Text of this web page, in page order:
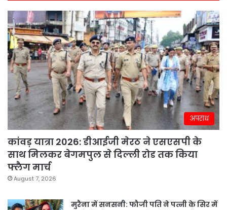
अपराध
कांवड़ यात्रा 2026: डीआईजी मेरठ ने एसएसपी के
साथ मिलकर बेगमपुल से दिल्ली रोड तक किया
फ्लैग मार्च
August 7, 2026
मुरैना में सनसनी: फौजी पति ने पत्नी के सिर में